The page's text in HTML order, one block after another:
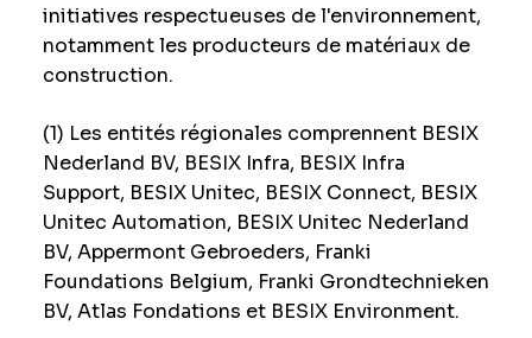
initiatives respectueuses de l'environnement,
notamment les producteurs de matériaux de
construction.
(1) Les entités régionales comprennent BESIX
Nederland BV, BESIX Infra, BESIX Infra
Support, BESIX Unitec, BESIX Connect, BESIX
Unitec Automation, BESIX Unitec Nederland
BV, Appermont Gebroeders, Franki
Foundations Belgium, Franki Grondtechnieken
BV, Atlas Fondations et BESIX Environment.